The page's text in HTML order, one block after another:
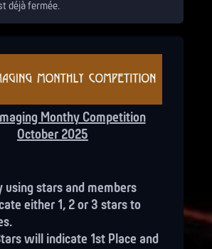
déjà fermée.
Monthy Competition
October 2025
using stars and members
either 1, 2 or 3 stars to
will indicate 1st Place and